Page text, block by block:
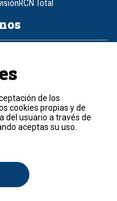
RCN Total
de los
cookies propias y de
del usuario a través de
aceptas su uso.